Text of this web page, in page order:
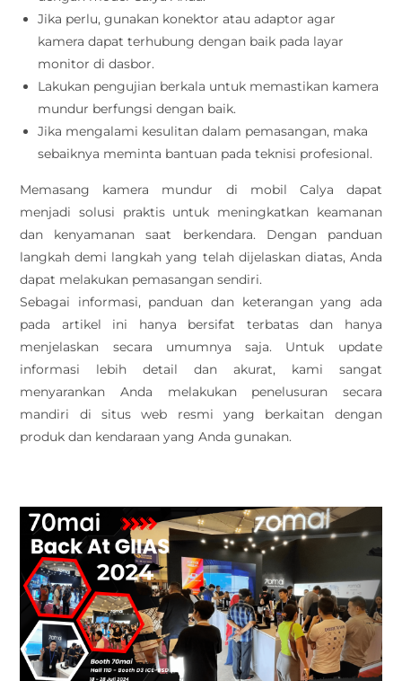
Jika perlu, gunakan konektor atau adaptor agar
kamera dapat terhubung dengan baik pada layar
monitor di dasbor.
Lakukan pengujian berkala untuk memastikan kamera
mundur berfungsi dengan baik.
Jika mengalami kesulitan dalam pemasangan, maka
sebaiknya meminta bantuan pada teknisi profesional.
Memasang kamera mundur di mobil Calya dapat
menjadi solusi praktis untuk meningkatkan keamanan
dan kenyamanan saat berkendara. Dengan panduan
langkah demi langkah yang telah dijelaskan diatas, Anda
dapat melakukan pemasangan sendiri.
Sebagai informasi, panduan dan keterangan yang ada
pada artikel ini hanya bersifat terbatas dan hanya
menjelaskan secara umumnya saja. Untuk update
informasi lebih detail dan akurat, kami sangat
menyarankan Anda melakukan penelusuran secara
mandiri di situs web resmi yang berkaitan dengan
produk dan kendaraan yang Anda gunakan.